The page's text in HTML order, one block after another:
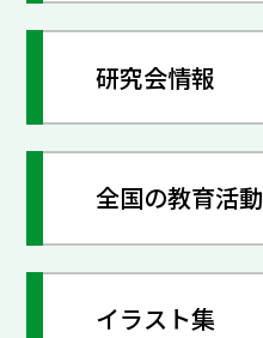
研究会情報
全国の教育活動
イラスト集